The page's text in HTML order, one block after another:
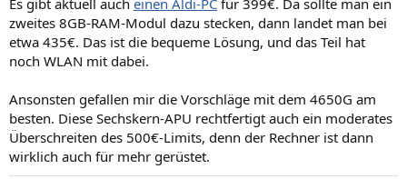
zweites 8GB-RAM-Modul dazu stecken, dann landet man bei
etwa 435€. Das ist die bequeme Lösung, und das Teil hat
noch WLAN mit dabei.
Ansonsten gefallen mir die Vorschläge mit dem 4650G am
besten. Diese Sechskern-APU rechtfertigt auch ein moderates
Überschreiten des 500€-Limits, denn der Rechner ist dann
wirklich auch für mehr gerüstet.